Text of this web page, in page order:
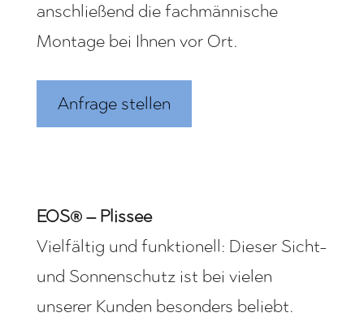
anschließend die fachmännische
Montage bei Ihnen vor Ort.
Anfrage stellen
EOS® – Plissee
Vielfältig und funktionell: Dieser Sicht-
und Sonnenschutz ist bei vielen
unserer Kunden besonders beliebt.